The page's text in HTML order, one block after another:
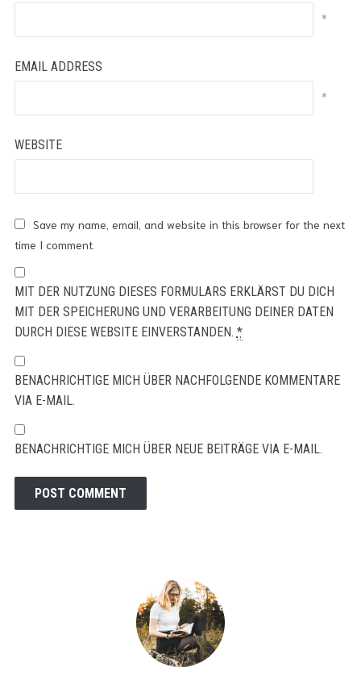
*
EMAIL ADDRESS
*
WEBSITE
Save my name, email, and website in this browser for the next
time I comment.
MIT DER NUTZUNG DIESES FORMULARS ERKLÄRST DU DICH
MIT DER SPEICHERUNG UND VERARBEITUNG DEINER DATEN
DURCH DIESE WEBSITE EINVERSTANDEN. *
BENACHRICHTIGE MICH ÜBER NACHFOLGENDE KOMMENTARE
VIA E-MAIL.
BENACHRICHTIGE MICH ÜBER NEUE BEITRÄGE VIA E-MAIL.